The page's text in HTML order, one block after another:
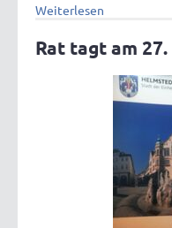
Weiterlesen
Rat tagt am